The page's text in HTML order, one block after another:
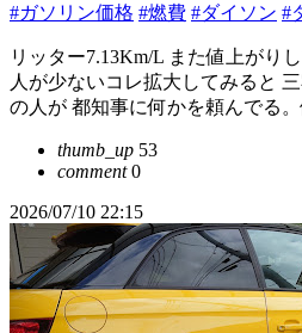
#ガソリン価格 #燃費 #ダイソン #
リッター7.13Km/L また値上がり
人が少ないコレ拡大してみると
の人が 都知事に何かを頼んでる
thumb_up 53
comment0
2026/07/10 22:15